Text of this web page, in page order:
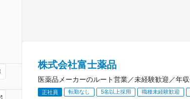
株式会社富士薬品
医薬品メーカーのルート営業／未経験歓迎／年
正社員 転勤なし 5名以上採用 職種未経験歓迎